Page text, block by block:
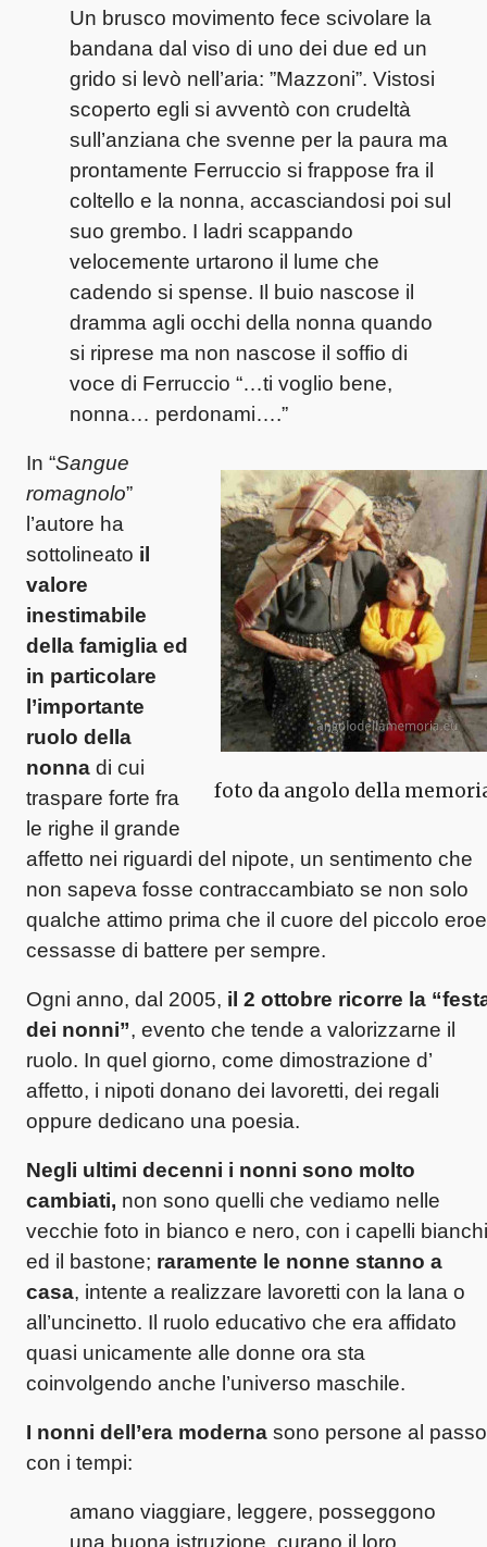
Un brusco movimento fece scivolare la
bandana dal viso di uno dei due ed un
grido si levò nell’aria: ”Mazzoni”. Vistosi
scoperto egli si avventò con crudeltà
sull’anziana che svenne per la paura ma
prontamente Ferruccio si frappose fra il
coltello e la nonna, accasciandosi poi sul
suo grembo. I ladri scappando
velocemente urtarono il lume che
cadendo si spense. Il buio nascose il
dramma agli occhi della nonna quando
si riprese ma non nascose il soffio di
voce di Ferruccio “…ti voglio bene,
nonna… perdonami….”
foto da angolo della
In “Sangue
romagnolo”
l’autore ha
sottolineato il
valore
inestimabile
della famiglia ed
in particolare
l’importante
ruolo della
nonna di cui
traspare forte fra
le righe il grande
affetto nei riguardi del nipote, un sentimento che
non sapeva fosse contraccambiato se non solo
qualche attimo prima che il cuore del piccolo eroe
cessasse di battere per sempre.
Ogni anno, dal 2005, il 2 ottobre ricorre la
dei nonni”, evento che tende a valorizzarne il
ruolo. In quel giorno, come dimostrazione d’
affetto, i nipoti donano dei lavoretti, dei regali
oppure dedicano una poesia.
Negli ultimi decenni i nonni sono molto
cambiati, non sono quelli che vediamo nelle
vecchie foto in bianco e nero, con i capelli bianchi
ed il bastone; raramente le nonne stanno a
casa, intente a realizzare lavoretti con la lana o
all’uncinetto. Il ruolo educativo che era affidato
quasi unicamente alle donne ora sta
coinvolgendo anche l’universo maschile.
I nonni dell’era moderna sono persone al passo
con i tempi:
amano viaggiare, leggere, posseggono
una buona istruzione, curano il loro